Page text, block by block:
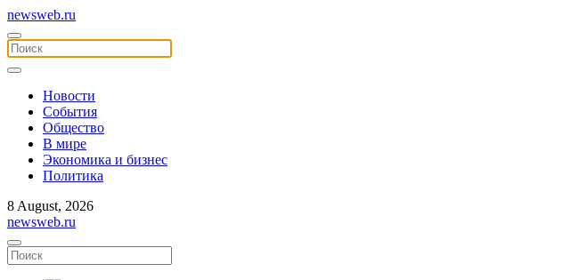
newsweb.ru
Новости
События
Общество
В мире
Экономика и бизнес
Политика
8 August, 2026
newsweb.ru